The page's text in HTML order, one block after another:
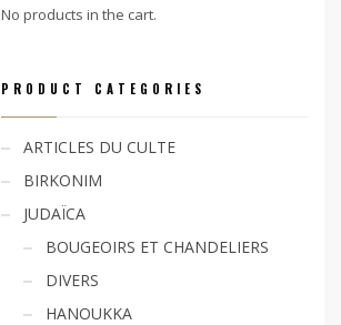
No products in the cart.
PRODUCT CATEGORIES
ARTICLES DU CULTE
BIRKONIM
JUDAÏCA
BOUGEOIRS ET CHANDELIERS
DIVERS
HANOUKKA